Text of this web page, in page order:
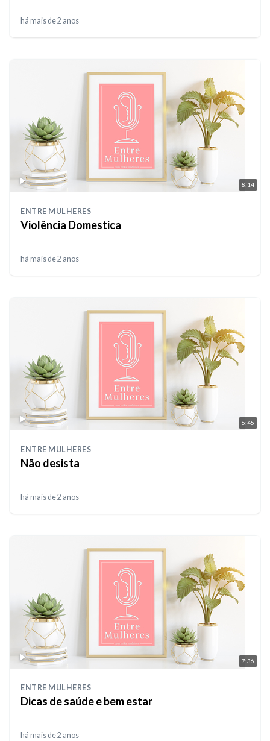
há mais de 2 anos
8:14
ENTRE MULHERES
Violência Domestica
há mais de 2 anos
6:45
ENTRE MULHERES
Não desista
há mais de 2 anos
7:36
ENTRE MULHERES
Dicas de saúde e bem estar
há mais de 2 anos